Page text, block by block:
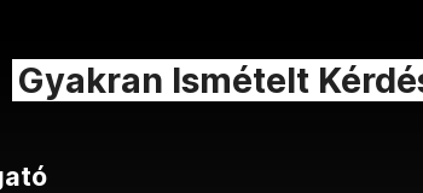
Gyakran Ismételt